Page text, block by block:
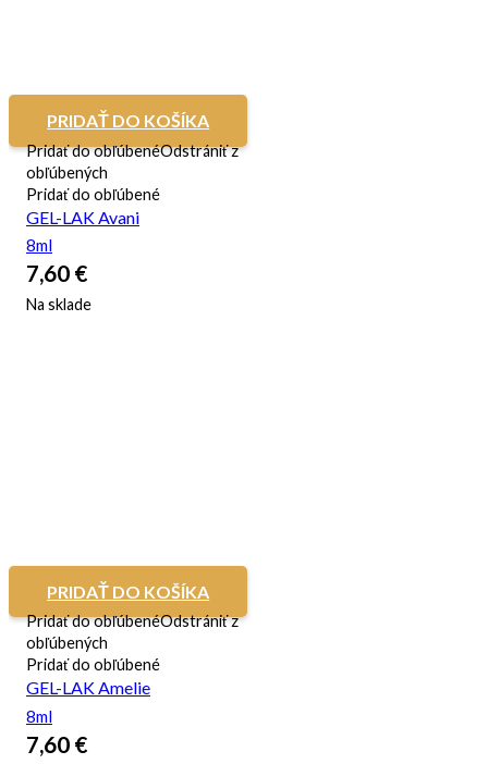
PRIDAŤ DO KOŠÍKA
Pridať do obľúbenéOdstrániť z
obľúbených
Pridať do obľúbené
GEL-LAK Avani
8ml
7,60 €
Na sklade
PRIDAŤ DO KOŠÍKA
Pridať do obľúbenéOdstrániť z
obľúbených
Pridať do obľúbené
GEL-LAK Amelie
8ml
7,60 €